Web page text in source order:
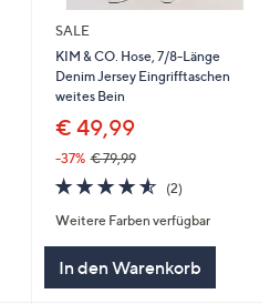
SALE
KIM & CO. Hose, 7/8-Länge
Denim Jersey Eingrifftaschen
weites Bein
€ 49,99
-37% € 79,99
4.5
von
5
(2)2
Weitere Farben verfügbar
In den Warenkorb